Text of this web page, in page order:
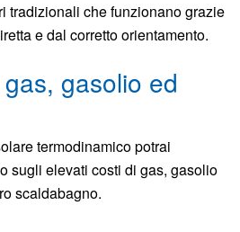
tradizionali che funzionano grazie
e dal corretto orientamento.
gasolio ed
termodinamico potrai
sugli elevati costi di gas, gasolio
scaldabagno.